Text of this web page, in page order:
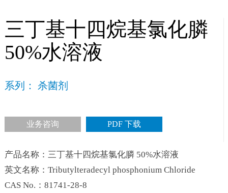
三丁基十四烷基氯化膦
50%水溶液
系列： 杀菌剂
业务咨询 PDF 下载
产品名称：三丁基十四烷基氯化膦 50%水溶液
英文名称：Tributylteradecyl phosphonium Chloride
CAS No.：81741-28-8